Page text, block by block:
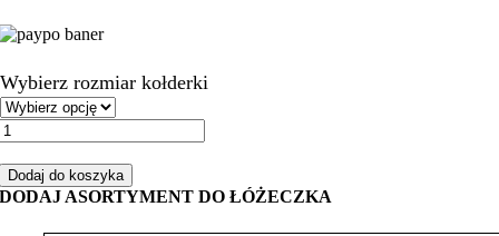
240,00zł
Wybierz rozmiar kołderki
Dodaj do koszyka
DODAJ ASORTYMENT DO ŁÓŻECZKA